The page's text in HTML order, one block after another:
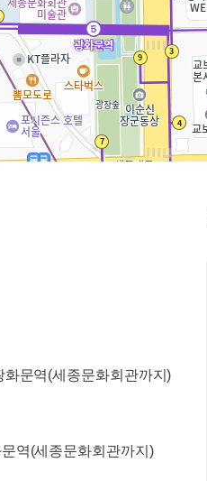
문역(세종문화회관까지)
역(세종문화회관까지)